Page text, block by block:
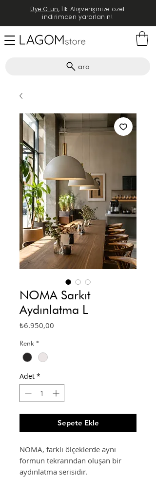
ara
Üye Olun, İlk Alışverişinize özel
indirimden yararlanın!
NOMA Sarkıt
Aydınlatma L
₺6.950,00
Renk *
Adet *
Sepete Ekle
NOMA, farklı ölçeklerde aynı
formun tekrarından oluşan bir
aydınlatma serisidir.